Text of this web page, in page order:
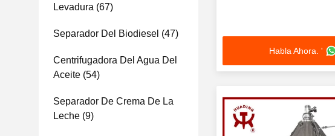
Levadura (67)
Separador Del Biodiesel (47)
Centrifugadora Del Agua Del
Aceite (54)
Separador De Crema De La
Leche (9)
Habla Ahora. '